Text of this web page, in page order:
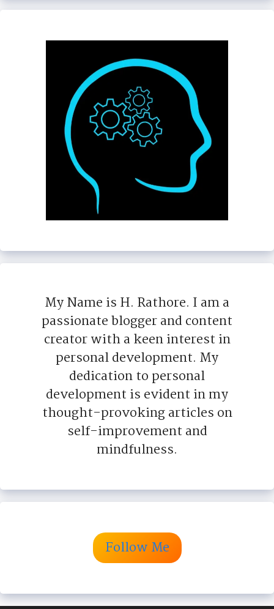
My Name is H. Rathore. I am a
passionate blogger and content
creator with a keen interest in
personal development. My
dedication to personal
development is evident in my
thought-provoking articles on
self-improvement and
mindfulness.
Follow Me